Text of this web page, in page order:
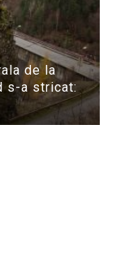
de la
s-a stricat: